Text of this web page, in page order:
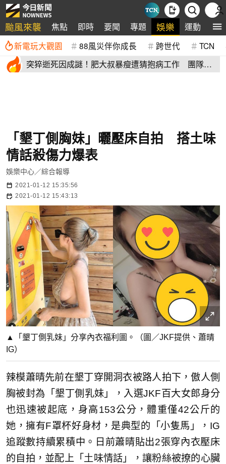
颱風來襲 焦點 即時 要聞 專題 娛樂 運動 全
新電玩大觀園 88風災伴你成長 跨世代 TCN
突猝逝死因成謎！肥大叔暴瘦遭猜抱病工作 團隊宣
「墾丁側胸妹」曬壓床自拍 搭土味
情話殺傷力爆表
娛樂中心／綜合報導
2021-01-12 15:35:56
2021-01-12 15:43:13
▲「墾丁側乳妹」分享內衣福利圖。（圖／JKF提供、蕭晴
IG）
辣模蕭晴先前在墾丁穿開洞衣被路人拍下，傲人側
胸被封為「墾丁側乳妹」，入選JKF百大女郎身分
也迅速被起底，身高153公分，體重僅42公斤的
她，擁有F罩杯好身材，是典型的「小隻馬」，IG
追蹤數持續累積中。日前蕭晴貼出2張穿內衣壓床
的自拍，並配上「土味情話」，讓粉絲被撩的心臟